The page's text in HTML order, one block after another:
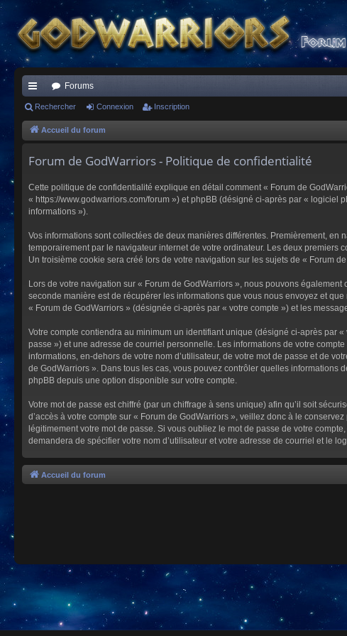
ac
co
s
Forums
Rechercher Connexion Inscription
Accueil du forum
Forum de GodWarriors - Politique de confidentialité
Cette politique de confidentialité explique en détail comment « Forum de
« https://www.godwarriors.com/forum ») et phpBB (désigné ci-après par «
informations »).
Vos informations sont collectées de deux manières différentes. Premièrement,
temporairement par le navigateur internet de votre ordinateur. Les deux premiers
Un troisième cookie sera créé lors de votre navigation sur les sujets de « Forum
Lors de votre navigation sur « Forum de GodWarriors », nous pouvons
seconde manière est de récupérer les informations que vous nous envoyez et
« Forum de GodWarriors » (désignée ci-après par « votre compte ») et les
Votre compte contiendra au minimum un identifiant unique (désigné ci-après par
passe ») et une adresse de courriel personnelle. Les informations de votre
informations, en-dehors de votre nom d’utilisateur, de votre mot de passe et de
de GodWarriors ». Dans tous les cas, vous pouvez contrôler quelles
phpBB depuis une option disponible sur votre compte.
Votre mot de passe est chiffré (par un chiffrage à sens unique) afin qu’il soit
d’accès à votre compte sur « Forum de GodWarriors », veillez donc à le
légitimement votre mot de passe. Si vous oubliez le mot de passe de votre
demandera de spécifier votre nom d’utilisateur et votre adresse de courriel et le
Accueil du forum